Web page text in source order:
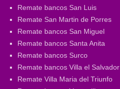
Remate bancos San Luis
Remate San Martin de Porres
Remate bancos San Miguel
Remate bancos Santa Anita
Remate bancos Surco
Remate bancos Villa el Salvador
Remate Villa Maria del Triunfo